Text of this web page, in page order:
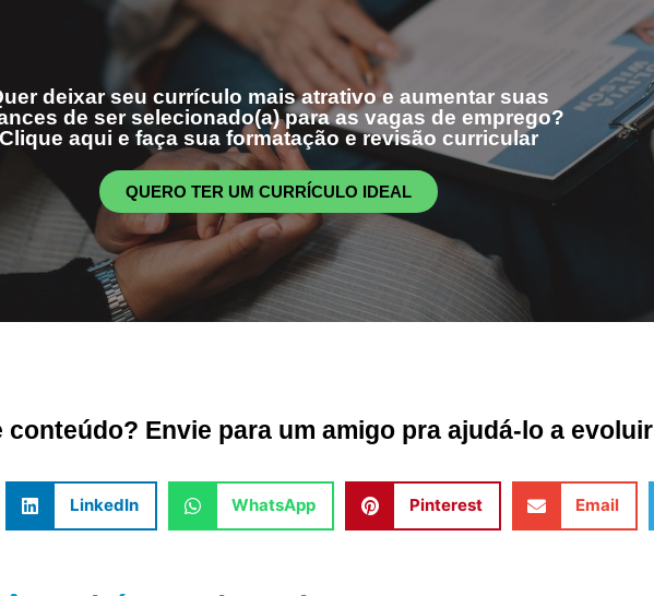
deixar seu currículo mais atrativo e aumentar suas
de ser selecionado(a) para as vagas de emprego?
aqui e faça sua formatação e revisão curricular
QUERO TER UM CURRÍCULO IDEAL
conteúdo? Envie para um amigo pra ajudá-lo a evoluir
LinkedIn WhatsApp Pinterest Email